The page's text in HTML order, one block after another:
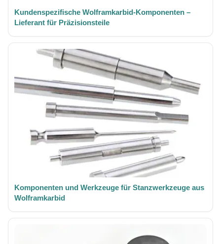
Kundenspezifische Wolframkarbid-Komponenten –
Lieferant für Präzisionsteile
Komponenten und Werkzeuge für Stanzwerkzeuge aus
Wolframkarbid